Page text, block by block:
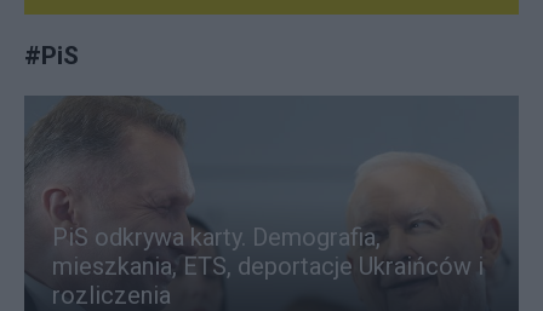
#PiS
PiS odkrywa karty. Demografia,
mieszkania, ETS, deportacje Ukraińców i
rozliczenia